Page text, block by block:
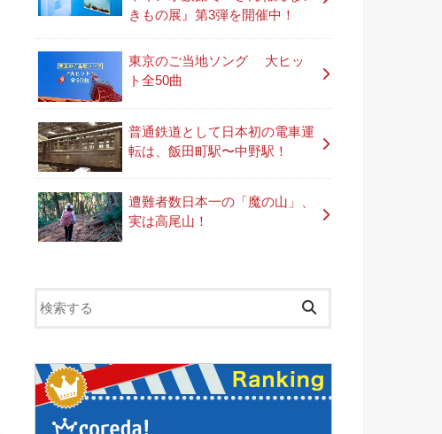
きもの展』第3弾を開催中！
東京のご当地ソング 大ヒッ
ト全50曲
普通鉄道として日本初の電車運
転は、飯田町駅〜中野駅！
遭難者数日本一の「魔の山」、
実は高尾山！